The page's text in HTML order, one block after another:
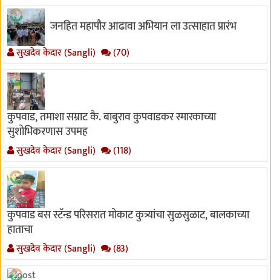
जनहित महापौर आढावा अभियान ला उत्साहात प्रारंभ
सुखदेव केदार (Sangli) (70)
कुपवाड, तमाशा सम्राट कै. बाबुराव कुपवाडकर स्मारकाच्या
सुशोभिकरणास उपमह
सुखदेव केदार (Sangli) (118)
कुपवाड बस स्टॅन्ड परिसरात मोकाट कुत्र्यांचा सुळसुळाट, बालकाच्या
हाताचा
सुखदेव केदार (Sangli) (83)